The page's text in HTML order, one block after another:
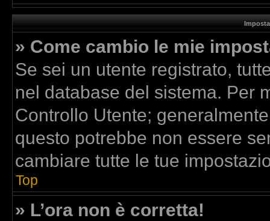
» Come cambio le mie
Se sei un utente registrato,
nel database del sistema. Per
Controllo Utente;
questo potrebbe non essere
cambiare tutte le tue
Top
» L’ora non è corretta!